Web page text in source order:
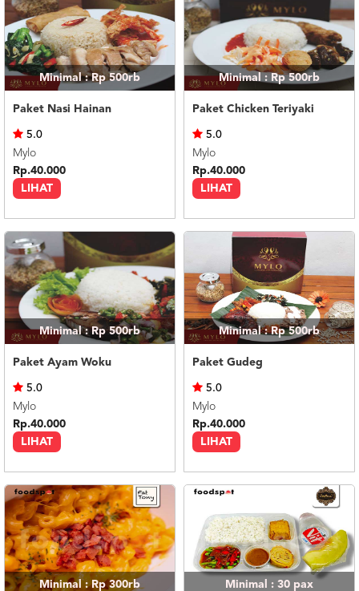
Minimal : Rp 500rb
Paket Nasi Hainan
LIHAT
5.0
Mylo
Rp.40.000
Minimal : Rp 500rb
Paket Chicken Teriyaki
LIHAT
5.0
Mylo
Rp.40.000
Minimal : Rp 500rb
Paket Ayam Woku
LIHAT
5.0
Mylo
Rp.40.000
Minimal : Rp 500rb
Paket Gudeg
LIHAT
5.0
Mylo
Rp.40.000
Minimal : Rp 300rb Minimal : 30 pax